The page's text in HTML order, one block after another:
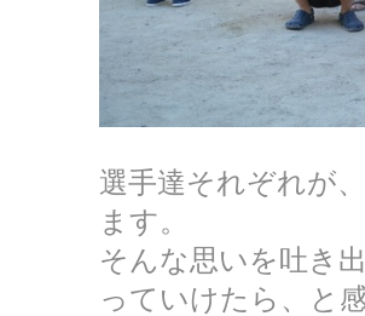
選手達それぞれが
ます。
そんな思いを吐き
っていけたら、と